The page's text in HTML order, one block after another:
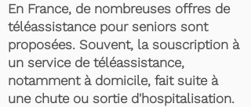
En France, de nombreuses offres de
téléassistance pour seniors sont
proposées. Souvent, la souscription à
un service de téléassistance,
notamment à domicile, fait suite à
une chute ou sortie d'hospitalisation.